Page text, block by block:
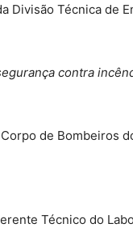
Divisão Técnica de
contra
de Bombeiros
Técnico do